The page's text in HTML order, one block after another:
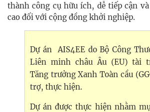
thành công cụ hữu ích, dễ tiếp cận
cao đối với cộng đồng khởi nghiệp.
Dự án AIS4EE do Bộ Công
Liên minh châu Âu (EU) tài
Tăng trưởng Xanh Toàn cầu
trợ, thực hiện.
Dự án được thực hiện nhằm